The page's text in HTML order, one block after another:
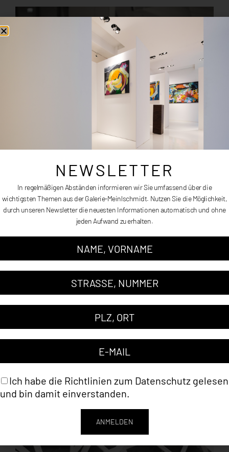
/ MARC FERRERO
NEWSLETTER
In regelmäßigen Abständen informieren wir Sie umfassend über die
wichtigsten Themen aus der Galerie-Meinlschmidt. Nutzen Sie die Möglichkeit,
durch unseren Newsletter die neuesten Informationen automatisch und ohne
jeden Aufwand zu erhalten.
Ich habe die Richtlinien zum Datenschutz gelesen
und bin damit einverstanden.
ANMELDEN